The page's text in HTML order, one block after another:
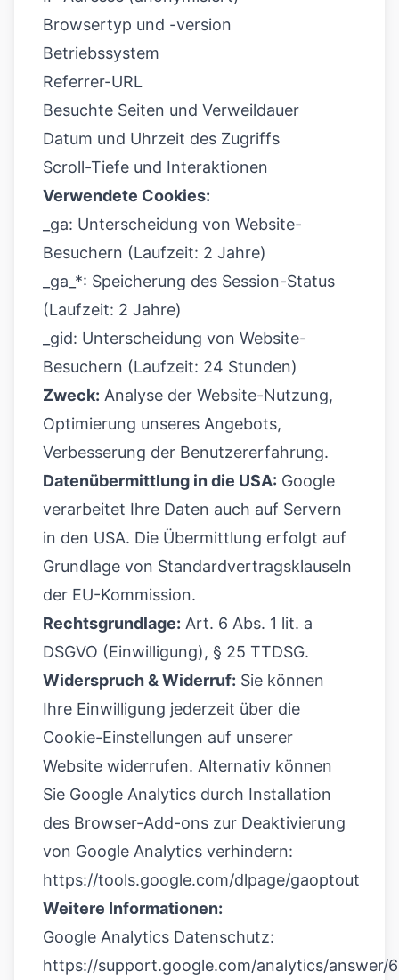
Browsertyp und -version
Betriebssystem
Referrer-URL
Besuchte Seiten und Verweildauer
Datum und Uhrzeit des Zugriffs
Scroll-Tiefe und Interaktionen
Verwendete Cookies:
_ga: Unterscheidung von Website-
Besuchern (Laufzeit: 2 Jahre)
_ga_*: Speicherung des Session-Status
(Laufzeit: 2 Jahre)
_gid: Unterscheidung von Website-
Besuchern (Laufzeit: 24 Stunden)
Zweck: Analyse der Website-Nutzung,
Optimierung unseres Angebots,
Verbesserung der Benutzererfahrung.
Datenübermittlung in die USA: Google
verarbeitet Ihre Daten auch auf Servern
in den USA. Die Übermittlung erfolgt auf
Grundlage von Standardvertragsklauseln
der EU-Kommission.
Rechtsgrundlage: Art. 6 Abs. 1 lit. a
DSGVO (Einwilligung), § 25 TTDSG.
Widerspruch & Widerruf: Sie können
Ihre Einwilligung jederzeit über die
Cookie-Einstellungen auf unserer
Website widerrufen. Alternativ können
Sie Google Analytics durch Installation
des Browser-Add-ons zur Deaktivierung
von Google Analytics verhindern:
https://tools.google.com/dlpage/gaoptout
Weitere Informationen:
Google Analytics Datenschutz:
https://support.google.com/analytics/answer/